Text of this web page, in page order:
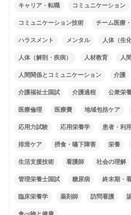
キャリア・転職 コミュニケーション
コミュニケーション技術 チーム医療
ハラスメント メンタル 人体（生
人体（解剖・疾病） 人材教育 人
人間関係とコミュニケーション 介護
介護福祉士国試 介護過程 公衆栄
医療倫理 医療費 地域包括ケア
応用力試験 応用栄養学 患者・利
排泄ケア 摂食・嚥下障害 栄養
生活支援技術 看護師 社会の理解
管理栄養士国試 糖尿病 終末期・
臨床栄養学 薬剤師 訪問看護